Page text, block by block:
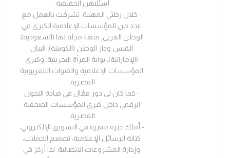
أسئلتهن الحقيقية.
- خلال رحلتي المهنية، تشرفت بالعمل مع
عدد من المؤسسات الإعلامية الكبرى في
الوطن العربي، منها: مجلة لها (السعودية)،
القبس ودار الوطن (الكويتية)، البيان
(الإماراتية)، بوابة المرأة البحرينية. وكبرى
المؤسسات الإعلامية والقنوات التلفزيونية
المصرية.
- كما كان لي دور فعّال في قيادة التحول
الرقمي داخل كبرى المؤسسات الصحفية
المصرية.
- أملك خبرة مميزة في التسويق الإلكتروني،
كتابة الرسائل الإعلامية، تصميم الحملات،
وإدارة المشروعات الاتصالية. لذا أركز في